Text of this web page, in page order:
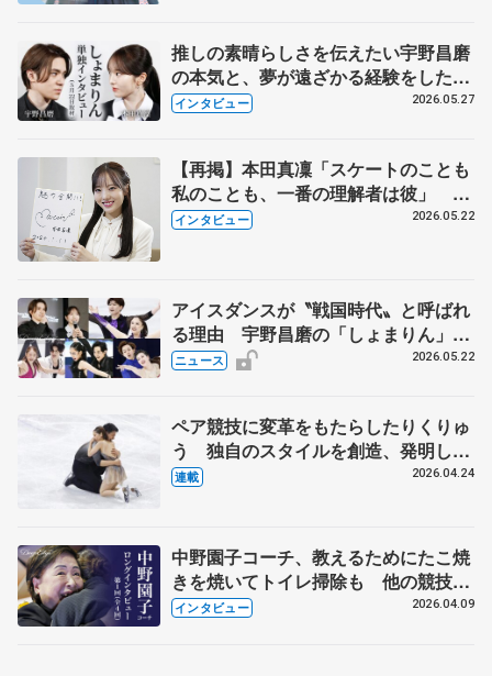
推しの素晴らしさを伝えたい宇野昌磨
の本気と、夢が遠ざかる経験をした本
田真凜の覚悟
インタビュー 2026.05.27
【再掲】本田真凜「スケートのことも
私のことも、一番の理解者は彼」 引
退時の単独インタビューで語った競技
インタビュー 2026.05.22
アイスダンスが〝戦国時代〟と呼ばれ
る理由 宇野昌磨の「しょまりん」ら
実力者が相次いで参戦 国内の競争激
ニュース 2026.05.22
ペア競技に変革をもたらしたりくりゅ
う 独自のスタイルを創造、発明した
【引退発表後②】
連載 2026.04.24
中野園子コーチ、教えるためにたこ焼
きを焼いてトイレ掃除も 他の競技に
も通用するという坂本花織の筋肉
インタビュー 2026.04.09